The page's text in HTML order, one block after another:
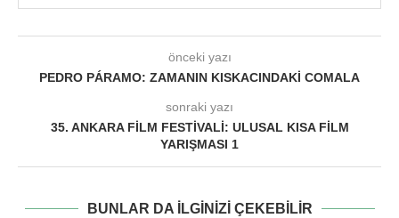
önceki yazı
PEDRO PÁRAMO: ZAMANIN KISKACINDAKI COMALA
sonraki yazı
35. ANKARA FILM FESTIVALI: ULUSAL KISA FILM
YARIŞMASI 1
BUNLAR DA ILGINIZI ÇEKEBILIR